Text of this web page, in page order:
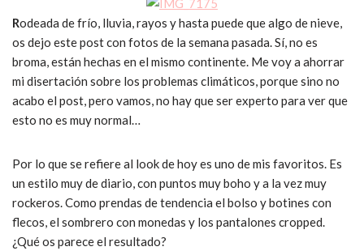
Rodeada de frío, lluvia, rayos y hasta puede que algo de nieve,
os dejo este post con fotos de la semana pasada. Sí, no es
broma, están hechas en el mismo continente. Me voy a ahorrar
mi disertación sobre los problemas climáticos, porque sino no
acabo el post, pero vamos, no hay que ser experto para ver que
esto no es muy normal…
Por lo que se refiere al look de hoy es uno de mis favoritos. Es
un estilo muy de diario, con puntos muy boho y a la vez muy
rockeros. Como prendas de tendencia el bolso y botines con
flecos, el sombrero con monedas y los pantalones cropped.
¿Qué os parece el resultado?